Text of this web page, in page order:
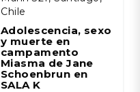
Chile
Adolescencia, sexo
y muerte en
campamento
Miasma de Jane
Schoenbrun en
SALA K